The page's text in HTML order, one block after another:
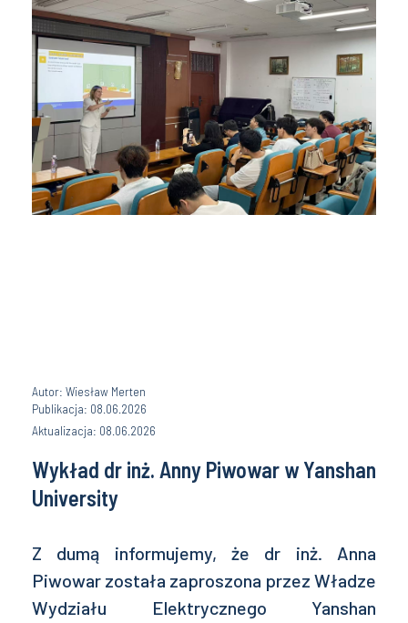
Autor: Wiesław Merten
Publikacja: 08.06.2026
Aktualizacja: 08.06.2026
Wykład dr inż. Anny Piwowar w Yanshan
University
Z dumą informujemy, że dr inż. Anna
Piwowar została zaproszona przez Władze
Wydziału Elektrycznego Yanshan